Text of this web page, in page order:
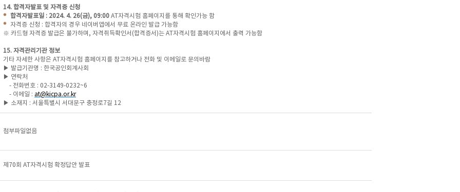
14. 합격자발표 및 자격증 신청
합격자발표일 : 2024. 4. 26(금), 09:00 AT자격시험 홈페이지를 통해 확인가능 함
자격증 신청 : 합격자의 경우 네이버앱에서 무료 온라인 발급 가능함
※ 카드형 자격증 발급은 불가하며, 자격취득확인서(합격증서)는 AT자격시험 홈페이지에서 출력 가능함
15. 자격관리기관 정보
기타 자세한 사항은 AT자격시험 홈페이지를 참고하거나 전화 및 이메일로 문의바람
▶ 발급기관명 : 한국공인회계사회
▶ 연락처
- 전화번호 : 02-3149-0232~6
- 이메일 : at@kicpa.or.kr
▶ 소재지 : 서울특별시 서대문구 충정로7길 12
첨부파일없음
제70회 AT자격시험 확정답안 발표